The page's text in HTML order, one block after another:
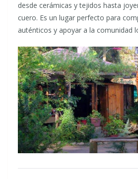
desde cerámicas y tejidos hasta
cuero. Es un lugar perfecto para
auténticos y apoyar a la comunidad